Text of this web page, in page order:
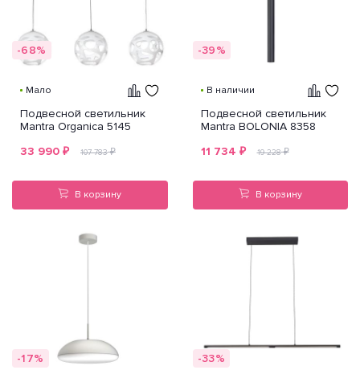
-68%
Мало
Подвесной светильник
Mantra Organica 5145
33 990 ₽ 107 783₽
В корзину
-39%
В наличии
Подвесной светильник
Mantra BOLONIA 8358
11 734 ₽ 19 228₽
В корзину
-17% -33%